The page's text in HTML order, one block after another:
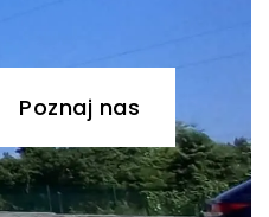
Poznaj nas